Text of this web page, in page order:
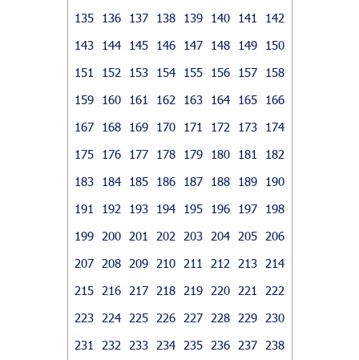
135
136 137 138 139 140 141
142
143
144 145 146 147 148 149
150
151
152 153 154 155 156 157
158
159
160 161 162 163 164 165
166
167
168 169 170 171 172 173
174
175
176 177 178 179 180 181
182
183
184 185 186 187 188 189
190
191
192 193 194 195 196 197
198
199
200 201 202 203 204 205
206
207
208 209 210 211 212 213
214
215
216 217 218 219 220 221
222
223
224 225 226 227 228 229
230
231
232 233 234 235 236 237
238